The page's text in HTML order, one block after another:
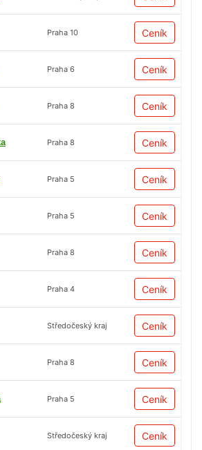
Praha 10 Ceník
Praha 6 Ceník
Praha 8 Ceník
Praha 8 Ceník
Praha 5 Ceník
Praha 5 Ceník
Praha 8 Ceník
Praha 4 Ceník
Středočeský kraj Ceník
Praha 8 Ceník
Praha 5 Ceník
Středočeský kraj Ceník